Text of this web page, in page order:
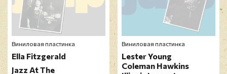
Виниловая пластинка
Ella Fitzgerald
Jazz At The
Виниловая пластинка
Lester Young
Coleman Hawkins